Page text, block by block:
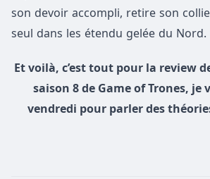
son devoir accompli, retire son
seul dans les étendu gelée du Nord.
Et voilà, c’est tout pour la review
saison 8 de Game of Trones, je
vendredi pour parler des